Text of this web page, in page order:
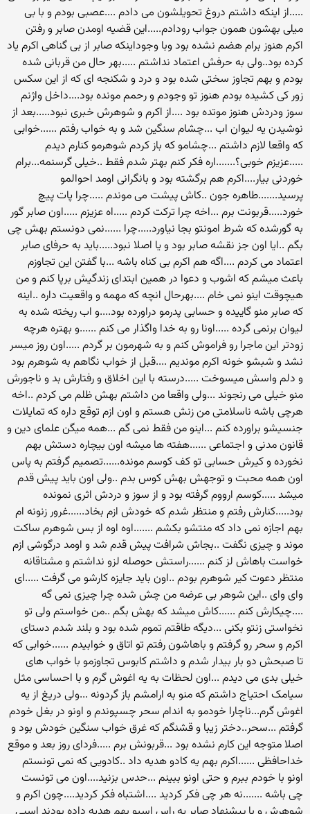
.....از اینکه داشتم دروغ تحویلشون می دادم ....عصبی بودم و با بی
میلی بهشون همون جواب رودادم.....این قضیه اومدن صابر و رفتن
اکرم هنوز برام هضم نشده بود وبا وجوداینکه صابر از بی گناهی اکرم یاد
کرده بود..ولی به حرفش اعتماد نداشتم .....بهر حال من قربانی شده
بودم و بهم تجاوز سختی شده بود و درد و شکنجه ای که از این سکس
زور کی کشیده بودم هنوز تو وجودم و رحمم مونده بود....داخل واژنم
سوز ودردش هنوز موتده بود ....از اکرم و شوهرش خبری نبود.....بعد از
نوشیدن یه لیوان اب ...چشام سنگین شد و به خواب رفتم ......خوابی
که واقعا لازم داشتم ...چشامو که باز کردم شوهرمو کنارم دیدم
.....عزیزم خوبی؟.......اره فکر کنم بهتر شدم فقط ..خیلی گرسنمه...برام
خوردنی بیار....اکرم هم برگشته بود و بانگرانی اومد احوالمو
پرسید.......طاهره جون ..کاش پیشت می موندم .....چرا پات پیچ
خورد.....قربونت برم ...اخه چرا ترکت کردم .....اه عزیزم .....اون صابر گور
به گورشده که شرط امونتو بجا نیاورد.....چرا ......نمی دونستم بهش چی
بگم ..ایا اون جز نقشه صابر بود و یا اصلا نبود.....باید به حرفای صابر
اعتماد می کردم ....اگه هم اکرم بی کناه باشه ...با گفتن این تجاوزم
باعث میشم که اشوب و دعوا در همین ابتدای زندگیش برپا کنم و من
هیچوقت اینو نمی خام ....بهرحال انچه که مهمه و واقعیت داره ..اینه
که صابر منو گاییده و حسابی پدرمو دراورده بود....و اب ریخته شده به
لیوان برنمی گرده .....اونا رو به خدا واگذار می کنم ......و بهتره هرچه
زودتر این ماجرا رو فراموش کنم و به شهرمون بر گردم .....اون روز میسر
نشد و شبشو خونه اکرم موندیم ....قبل از خواب نگاهم به شوهرم بود
و دلم واسش میسوخت .....درسته با این اخلاق و رفتارش بد و ناجورش
منو خیلی می رنجوند ...ولی واقعا من داشتم بهش ظلم می کردم ..اخه
هرچی باشه ناسلامتی من زنش هستم و اون ازم توقع داره که تمایلات
جنسیشو براورده کنم ...اینو من فقط نمی گم ...همه میگن علمای دین و
قانون مدنی و اجتماعی ......هفته ها میشه اون بیچاره دستش بهم
نخورده و کیرش حسابی تو کف کوسم مونده......تصمیم گرفتم به پاس
اون همه محبت و توجهش بهش کوس بدم ..ولی اون باید پیش قدم
میشد .....کوسم ارووم گرفته بود و از سوز و دردش اثری نمونده
بود.....کنارش رفتم و منتظر شدم که خودش ازم بخاد......غرور زنونه ام
بهم اجازه نمی داد که منتشو بکشم .......اوه اوه از بس شوهرم ساکت
موند و چیزی نگفت ..بجاش شرافت پیش قدم شد و اومد درگوشی ازم
خواست باهاش لز کنم ......راستش حوصله لزو نداشتم و مشتاقانه
منتظر دعوت کیر شوهرم بودم ..اون باید جایزه کارشو می گرفت .....ای
وای وای ..این شوهر بی عرضه من چش شده چرا چیزی نمی گه
....چیکارش کنم ......کاش میشد که بهش بگم ..من خواستم ولی تو
نخواستی زنتو بکنی ...دیگه طاقتم تموم شده بود و بلند شدم دستای
اکرم و سحر رو گرفتم و باهاشون رفتم تو اتاق و خوابیدم ......خوابی که
تا صبحش دو بار بیدار شدم و داشتم کابوس تجاوزمو با خواب های
خیلی بدی می دیدم ...اون لحظات به یه اغوش گرم و با احساسی مثل
سیامک احتیاج داشتم که منو به ارامشم باز گردونه ...ولی دریغ از یه
اغوش گرم...ناچارا خودمو به اندام سحر چسپوندم و اونو در بغل خودم
گرفتم ...سحر..دختر زیبا و قشنگم که غرق خواب سنگین خودش بود و
اصلا متوجه این کارم نشده بود ...قربونش برم .....فردای روز بعد و موقع
خداحافظی ......اکرم بهم یه کادو هدیه داد ..کادویی که نمی تونستم
اونو با خودم ببرم و حتی اونو ببینم ...حدس بزنید....اون می تونست
چی باشه .......نه هر چی فکر کردید ....اشتباه فکر کردید....چون اکرم و